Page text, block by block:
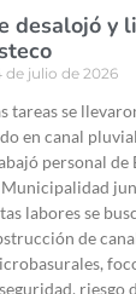
desalojó y
de julio de 2026
tareas se
en canal
personal de
Municipalidad
labores se
de
riesgo